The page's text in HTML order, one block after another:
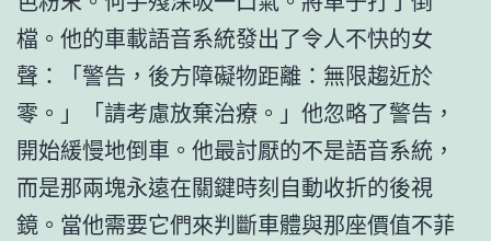
檔。他的車載語音系統發出了令人不快的女
聲：「警告，後方障礙物距離：無限趨近於
零。」「請考慮放棄治療。」他忽略了警告，
開始緩慢地倒車。他最討厭的不是語音系統，
而是那兩塊永遠在關鍵時刻自動收折的後視
鏡。當他需要它們來判斷車體與那座價值不菲